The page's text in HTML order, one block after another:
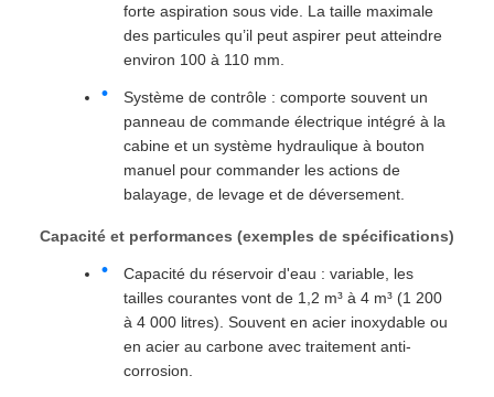
forte aspiration sous vide. La taille maximale
des particules qu’il peut aspirer peut atteindre
environ 100 à 110 mm.
Système de contrôle : comporte souvent un
panneau de commande électrique intégré à la
cabine et un système hydraulique à bouton
manuel pour commander les actions de
balayage, de levage et de déversement.
Capacité et performances (exemples de spécifications)
Capacité du réservoir d'eau : variable, les
tailles courantes vont de 1,2 m³ à 4 m³ (1 200
à 4 000 litres). Souvent en acier inoxydable ou
en acier au carbone avec traitement anti-
corrosion.